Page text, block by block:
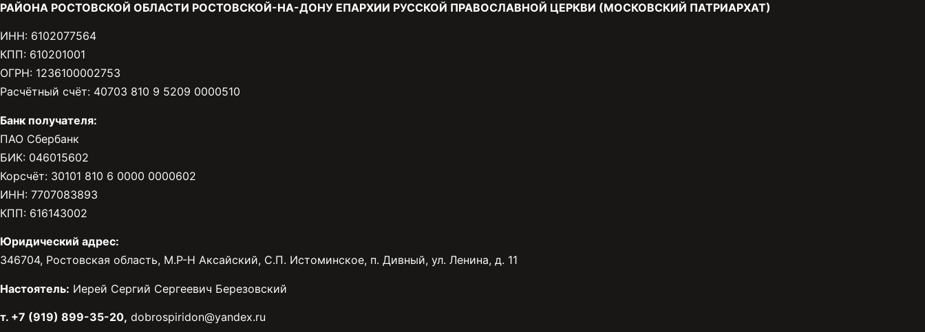
РАЙОНА РОСТОВСКОЙ ОБЛАСТИ РОСТОВСКОЙ-НА-ДОНУ ЕПАРХИИ РУССКОЙ ПРАВОСЛАВНОЙ ЦЕРКВИ (МОСКОВСКИЙ ПАТРИАРХАТ)
ИНН: 6102077564
КПП: 610201001
ОГРН: 1236100002753
Расчётный счёт: 40703 810 9 5209 0000510
Банк получателя:
ПАО Сбербанк
БИК: 046015602
Корсчёт: 30101 810 6 0000 0000602
ИНН: 7707083893
КПП: 616143002
Юридический адрес:
346704, Ростовская область, М.Р-Н Аксайский, С.П. Истоминское, п. Дивный, ул. Ленина, д. 11
Настоятель: Иерей Сергий Сергеевич Березовский
т. +7 (919) 899-35-20, dobrospiridon@yandex.ru